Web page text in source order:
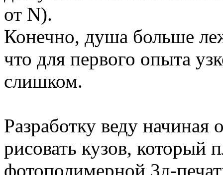
от N).
Конечно, душа больше
что для первого опыта
слишком.
Разработку веду начиная
рисовать кузов, который
фотополимерной 3д-